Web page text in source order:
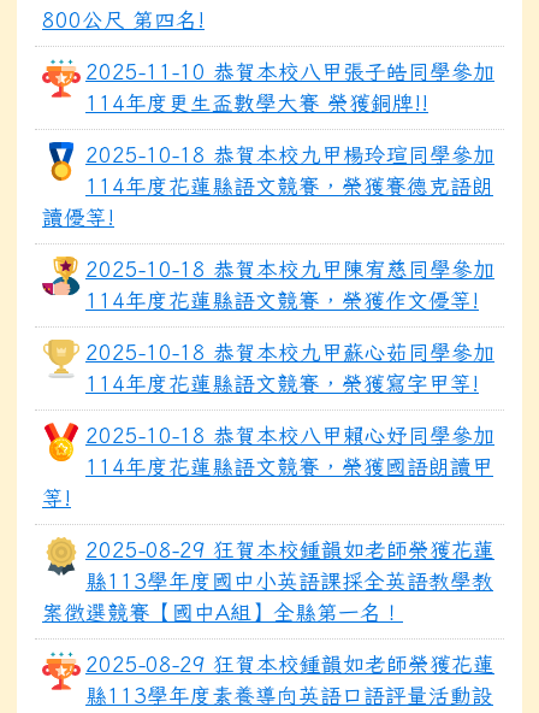
800公尺 第四名!
2025-11-10 恭賀本校八甲張子皓同學參加
114年度更生盃數學大賽 榮獲銅牌!!
2025-10-18 恭賀本校九甲楊玲瑄同學參加
114年度花蓮縣語文競賽，榮獲賽德克語朗
讀優等!
2025-10-18 恭賀本校九甲陳宥慈同學參加
114年度花蓮縣語文競賽，榮獲作文優等!
2025-10-18 恭賀本校九甲蘇心茹同學參加
114年度花蓮縣語文競賽，榮獲寫字甲等!
2025-10-18 恭賀本校八甲賴心妤同學參加
114年度花蓮縣語文競賽，榮獲國語朗讀甲
等!
2025-08-29 狂賀本校鍾韻如老師榮獲花蓮
縣113學年度國中小英語課採全英語教學教
案徵選競賽【國中A組】全縣第一名！
2025-08-29 狂賀本校鍾韻如老師榮獲花蓮
縣113學年度素養導向英語口語評量活動設